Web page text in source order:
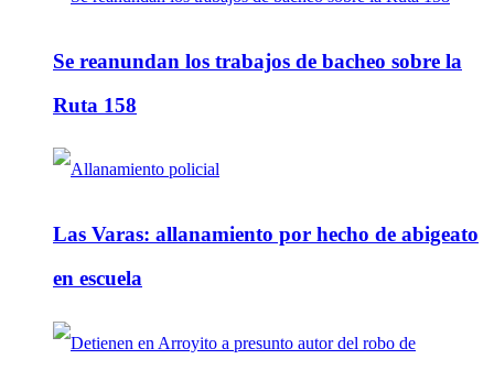
Se reanundan los trabajos de bacheo sobre la
Ruta 158
Las Varas: allanamiento por hecho de abigeato
en escuela